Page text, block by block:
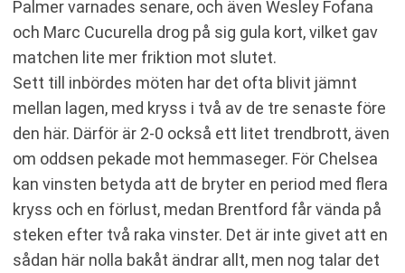
Palmer varnades senare, och även Wesley Fofana
och Marc Cucurella drog på sig gula kort, vilket gav
matchen lite mer friktion mot slutet.
Sett till inbördes möten har det ofta blivit jämnt
mellan lagen, med kryss i två av de tre senaste före
den här. Därför är 2-0 också ett litet trendbrott, även
om oddsen pekade mot hemmaseger. För Chelsea
kan vinsten betyda att de bryter en period med flera
kryss och en förlust, medan Brentford får vända på
steken efter två raka vinster. Det är inte givet att en
sådan här nolla bakåt ändrar allt, men nog talar det